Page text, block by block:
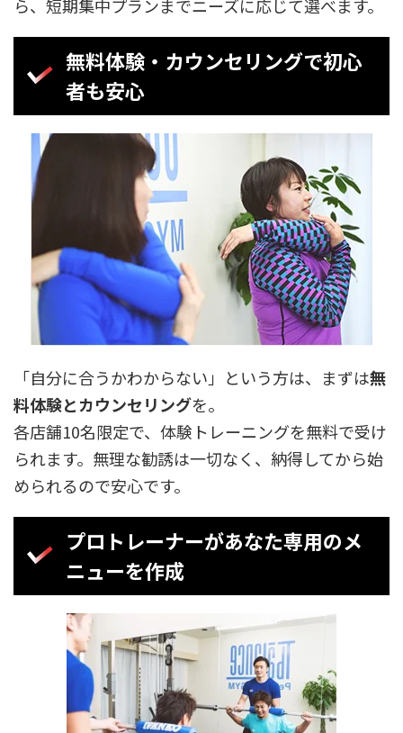
ら、短期集中プランまでニーズに応じて選べます。
無料体験・カウンセリングで初心
者も安心
「自分に合うかわからない」という方は、まずは無
料体験とカウンセリングを。
各店舗10名限定で、体験トレーニングを無料で受け
られます。無理な勧誘は一切なく、納得してから始
められるので安心です。
プロトレーナーがあなた専用のメ
ニューを作成